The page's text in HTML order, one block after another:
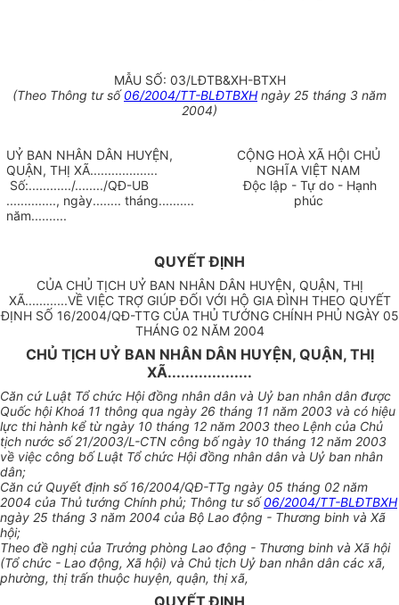
MẪU SỐ: 03/LĐTB&XH-BTXH
(Theo Thông tư số06/2004/TT-BLĐTBXH ngày 25 tháng 3 năm
2004)
UỶ BAN NHÂN DÂN HUYỆN,
QUẬN, THỊ XÃ...................
Số:............/......../QĐ-UB
.............., ngày........ tháng..........
năm..........
CỘNG HOÀ XÃ HỘI CHỦ
NGHĨA VIỆT NAM
Độc lập - Tự do - Hạnh
phúc
QUYẾT ĐỊNH
CỦA CHỦ TỊCH UỶ BAN NHÂN DÂN HUYỆN, QUẬN, THỊ
XÃ............VỀ VIỆC TRỢ GIÚP ĐỐI VỚI HỘ GIA ĐÌNH THEO QUYẾT
ĐỊNH SỐ 16/2004/QĐ-TTG CỦA THỦ TƯỚNG CHÍNH PHỦ NGÀY 05
THÁNG 02 NĂM 2004
CHỦ TỊCH UỶ BAN NHÂN DÂN HUYỆN, QUẬN, THỊ
XÃ...................
Căn cứ Luật Tổ chức Hội đồng nhân dân và Uỷ ban nhân dân được
Quốc hội Khoá 11 thông qua ngày 26 tháng 11 năm 2003 và có hiệu
lực thi hành kể từ ngày 10 tháng 12 năm 2003 theo Lệnh của Chủ
tịch nước số 21/2003/L-CTN công bố ngày 10 tháng 12 năm 2003
về việc công bố Luật Tổ chức Hội đồng nhân dân và Uỷ ban nhân
dân;
Căn cứ Quyết định số 16/2004/QĐ-TTg ngày 05 tháng 02 năm
2004 của Thủ tướng Chính phủ; Thông tư số06/2004/TT-BLĐTBXH
ngày 25 tháng 3 năm 2004 của Bộ Lao động - Thương binh và Xã
hội;
Theo đề nghị của Trưởng phòng Lao động - Thương binh và Xã hội
(Tổ chức - Lao động, Xã hội) và Chủ tịch Uỷ ban nhân dân các xã,
phường, thị trấn thuộc huyện, quận, thị xã,